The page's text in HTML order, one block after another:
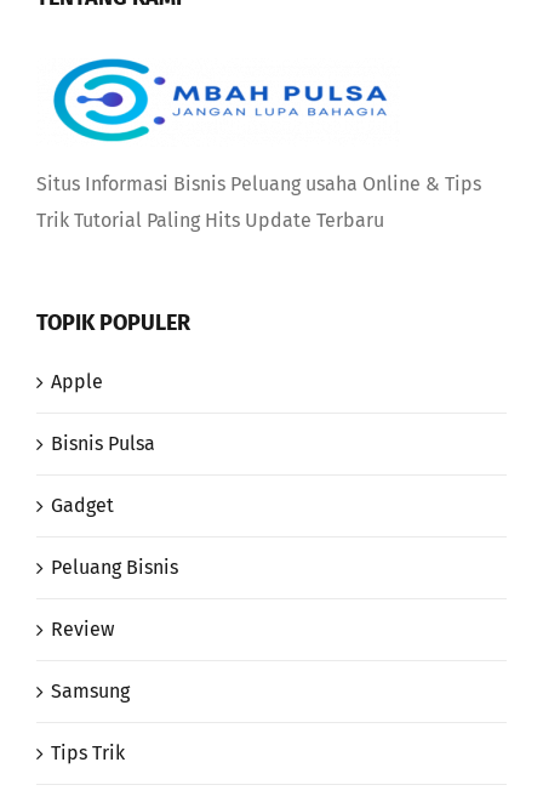
Situs Informasi Bisnis Peluang usaha Online & Tips
Trik Tutorial Paling Hits Update Terbaru
TOPIK POPULER
Apple
Bisnis Pulsa
Gadget
Peluang Bisnis
Review
Samsung
Tips Trik